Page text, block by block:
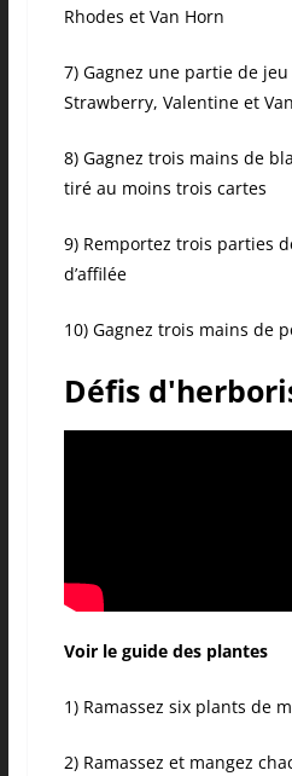
Rhodes et Van Horn
7) Gagnez une partie de
Strawberry, Valentine et
8) Gagnez trois mains de
tiré au moins trois cartes
9) Remportez trois parties
d’affilée
10) Gagnez trois mains de
Défis
Voir le guide des plantes
1) Ramassez six plants de
2) Ramassez et mangez